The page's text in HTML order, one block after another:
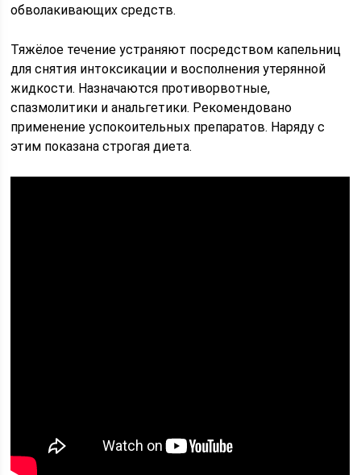
обволакивающих средств.
Тяжёлое течение устраняют посредством капельниц
для снятия интоксикации и восполнения утерянной
жидкости. Назначаются противорвотные,
спазмолитики и анальгетики. Рекомендовано
применение успокоительных препаратов. Наряду с
этим показана строгая диета.